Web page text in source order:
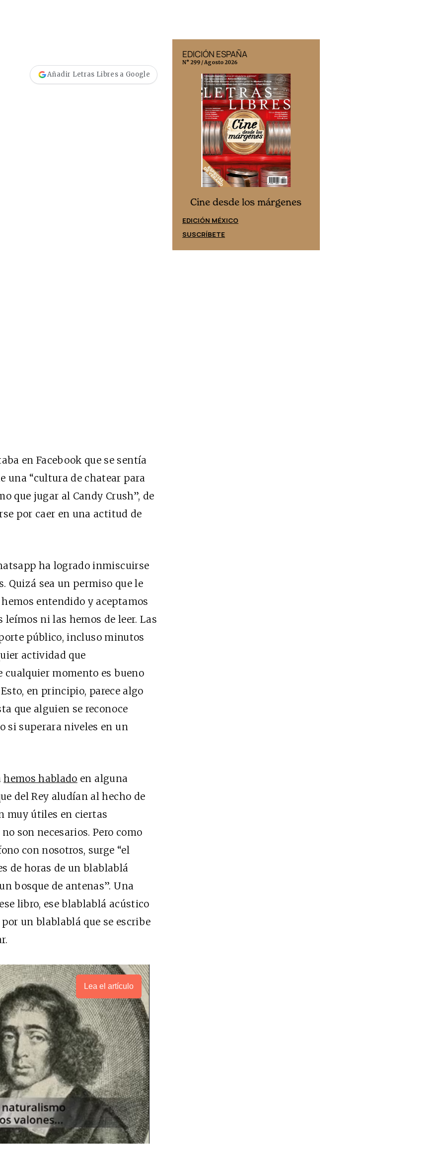
Añadir Letras Libres a Google
en Facebook que se sentía
una “cultura de chatear para
que jugar al Candy Crush”, de
por caer en una actitud de
ha logrado inmiscuirse
Quizá sea un permiso que le
entendido y aceptamos
leímos ni las hemos de leer. Las
público, incluso minutos
actividad que
cualquier momento es bueno
en principio, parece algo
que alguien se reconoce
si superara niveles en un
hemos hablado en alguna
del Rey aludían al hecho de
muy útiles en ciertas
son necesarios. Pero como
con nosotros, surge “el
de horas de un blablablá
bosque de antenas”. Una
libro, ese blablablá acústico
un blablablá que se escribe
Lea el artículo
EDICIÓN ESPAÑA
N° 299 / Agosto 2026
Cine desde los márgenes
EDICIÓN MÉXICO
SUSCRÍBETE